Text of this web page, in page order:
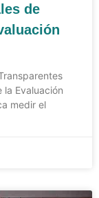
de
la Evaluación
medir el